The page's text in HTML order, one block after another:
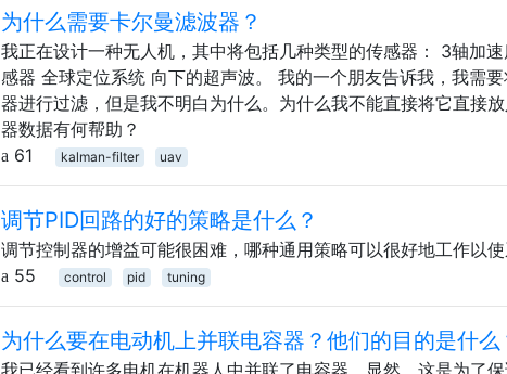
为什么需要卡尔曼滤波器？
我正在设计一种无人机，其中将包括几种类型的传感器： 3轴加
感器 全球定位系统 向下的超声波。 我的一个朋友告诉我，我需
器进行过滤，但是我不明白为什么。为什么我不能直接将它直接
器数据有何帮助？
61
kalman-filter uav
调节PID回路的好的策略是什么？
调节控制器的增益可能很困难，哪种通用策略可以很好地工作以
55
control pid tuning
为什么要在电动机上并联电容器？他们的目的是什么
我已经看到许多电机在机器人中并联了电容器。显然，这是为了